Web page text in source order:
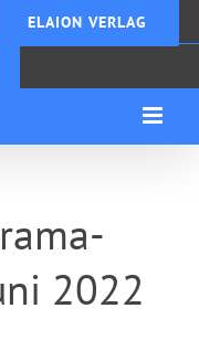
ELAION VERLAG
2022